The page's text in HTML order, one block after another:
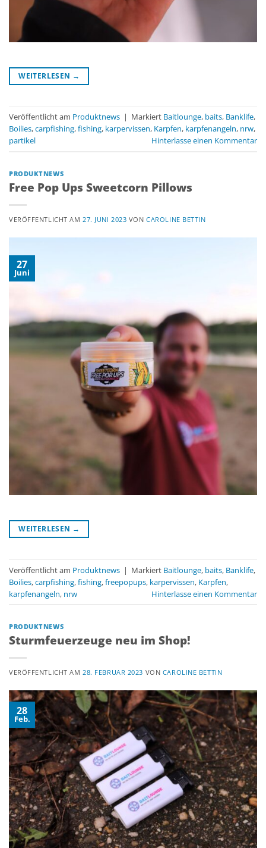
WEITERLESEN →
Veröffentlicht am Produktnews | Markiert Baitlounge, baits, Banklife,
Boilies,carpfishing,fishing, karpervissen, Karpfen, karpfenangeln, nrw,
partikel
Hinterlasse einen Kommentar
PRODUKTNEWS
Free Pop Ups Sweetcorn Pillows
VERÖFFENTLICHT AM 27. JUNI 2023 VONCAROLINE BETTIN
27
Juni
WEITERLESEN →
Veröffentlicht am Produktnews | Markiert Baitlounge, baits, Banklife,
Boilies,carpfishing,fishing,freepopups, karpervissen, Karpfen,
karpfenangeln, nrw Hinterlasse einen Kommentar
PRODUKTNEWS
Sturmfeuerzeuge neu im Shop!
VERÖFFENTLICHT AM 28. FEBRUAR 2023 VON CAROLINE BETTIN
28
Feb.